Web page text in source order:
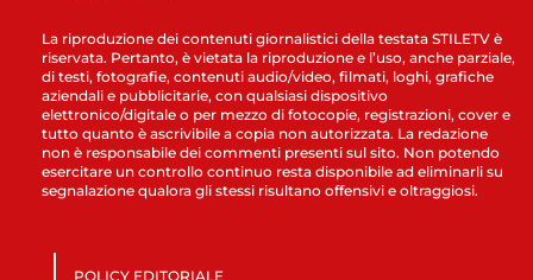
La riproduzione dei contenuti giornalistici della testata STILETV è
riservata. Pertanto, è vietata la riproduzione e l’uso, anche parziale,
di testi, fotografie, contenuti audio/video, filmati, loghi, grafiche
aziendali e pubblicitarie, con qualsiasi dispositivo
elettronico/digitale o per mezzo di fotocopie, registrazioni, cover e
tutto quanto è ascrivibile a copia non autorizzata. La redazione
non è responsabile dei commenti presenti sul sito. Non potendo
esercitare un controllo continuo resta disponibile ad eliminarli su
segnalazione qualora gli stessi risultano offensivi e oltraggiosi.
POLICY EDITORIALE